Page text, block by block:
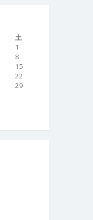
土
1
8
15
22
29